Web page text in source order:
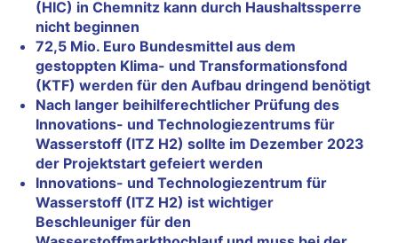
(HIC) in Chemnitz kann durch Haushaltssperre
nicht beginnen
72,5 Mio. Euro Bundesmittel aus dem
gestoppten Klima- und Transformationsfond
(KTF) werden für den Aufbau dringend benötigt
Nach langer beihilferechtlicher Prüfung des
Innovations- und Technologiezentrums für
Wasserstoff (ITZ H2) sollte im Dezember 2023
der Projektstart gefeiert werden
Innovations- und Technologiezentrum für
Wasserstoff (ITZ H2) ist wichtiger
Beschleuniger für den